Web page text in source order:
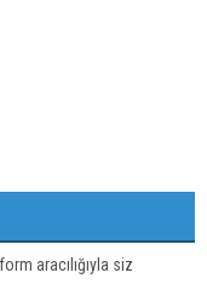
aracılığıyla siz